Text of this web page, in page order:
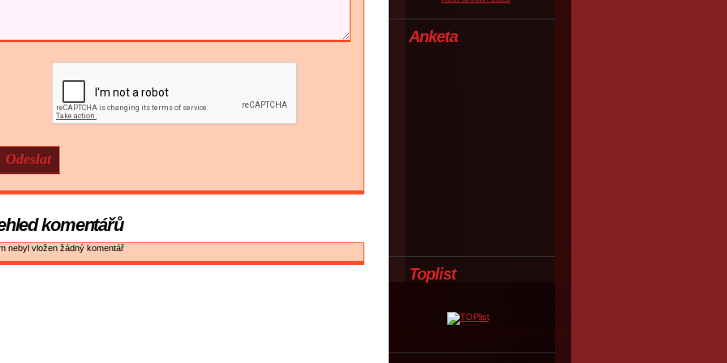
komentářů
nebyl vložen žádný komentář
Anketa
Toplist